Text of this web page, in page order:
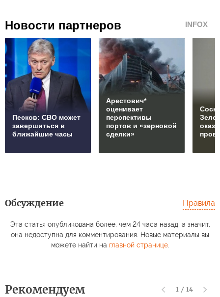
Новости партнеров INFOX
Песков: СВО может
завершиться в
ближайшие часы
Арестович*
оценивает
перспективы
портов и «зерновой
сделки»
Обсуждение Правила
Эта статья опубликована более, чем 24 часа назад, а значит,
она недоступна для комментирования. Новые материалы вы
можете найти на главной странице.
Рекомендуем 1 / 14